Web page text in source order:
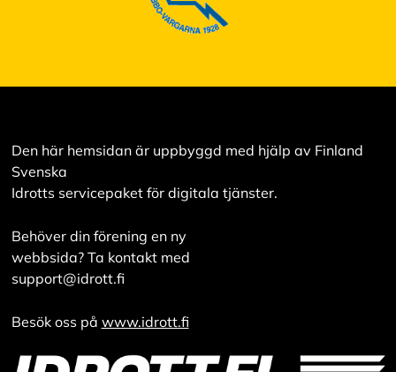
Den här hemsidan är uppbyggd med hjälp av Finland
Svenska
Idrotts servicepaket för digitala tjänster.
Behöver din förening en ny
webbsida? Ta kontakt med
support@idrott.fi
Besök oss på www.idrott.fi